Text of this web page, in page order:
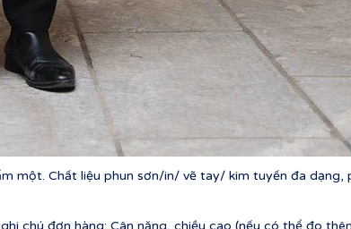
một. Chất liệu phun sơn/in/ vẽ tay/ kim tuyến đa dạng,
chú đơn hàng: Cân nặng, chiều cao (nếu có thể đo